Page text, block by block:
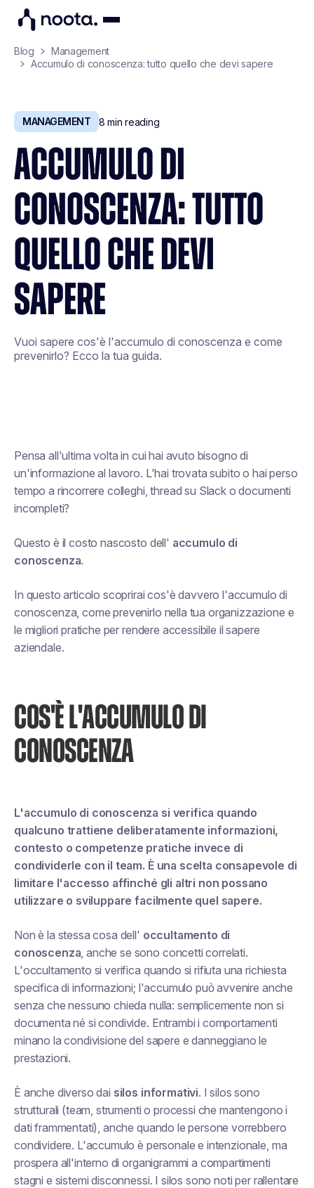
Blog
Management
Accumulo di conoscenza: tutto quello che devi sapere
MANAGEMENT 8 min reading
ACCUMULO DI
CONOSCENZA: TUTTO
QUELLO CHE DEVI
SAPERE
Vuoi sapere cos'è l'accumulo di conoscenza e come
prevenirlo? Ecco la tua guida.
Pensa all'ultima volta in cui hai avuto bisogno di
un'informazione al lavoro. L'hai trovata subito o hai perso
tempo a rincorrere colleghi, thread su Slack o documenti
incompleti?
Questo è il costo nascosto dell' accumulo di
conoscenza.
In questo articolo scoprirai cos'è davvero l'accumulo di
conoscenza, come prevenirlo nella tua organizzazione e
le migliori pratiche per rendere accessibile il sapere
aziendale.
COS'È L'ACCUMULO DI
CONOSCENZA
L'accumulo di conoscenza si verifica quando
qualcuno trattiene deliberatamente informazioni,
contesto o competenze pratiche invece di
condividerle con il team. È una scelta consapevole di
limitare l'accesso affinché gli altri non possano
utilizzare o sviluppare facilmente quel sapere.
Non è la stessa cosa dell' occultamento di
conoscenza, anche se sono concetti correlati.
L'occultamento si verifica quando si rifiuta una richiesta
specifica di informazioni; l'accumulo può avvenire anche
senza che nessuno chieda nulla: semplicemente non si
documenta né si condivide. Entrambi i comportamenti
minano la condivisione del sapere e danneggiano le
prestazioni.
È anche diverso dai silos informativi. I silos sono
strutturali (team, strumenti o processi che mantengono i
dati frammentati), anche quando le persone vorrebbero
condividere. L'accumulo è personale e intenzionale, ma
prospera all'interno di organigrammi a compartimenti
stagni e sistemi disconnessi. I silos sono noti per rallentare